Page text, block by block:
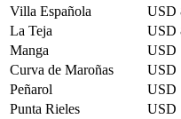
Villa Española
USD
La Teja
USD
Manga
USD
Curva de Maroñas
USD
Peñarol
USD
Punta Rieles
USD